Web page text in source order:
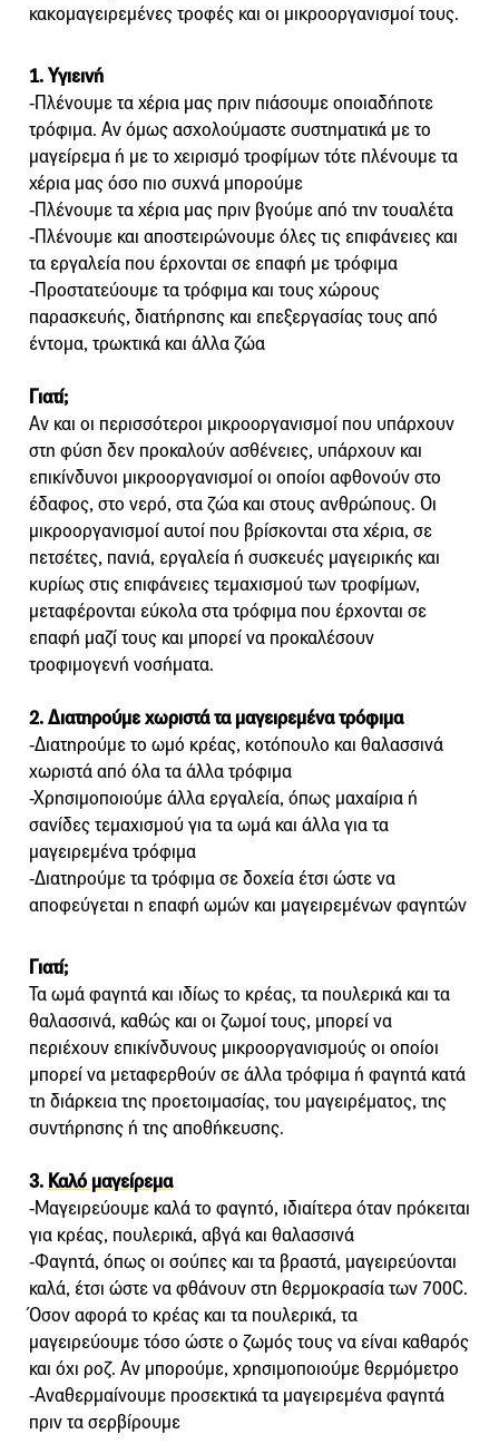
κακομαγειρεμένες τροφές και οι μικροοργανισμοί τους.
1. Υγιεινή
-Πλένουμε τα χέρια μας πριν πιάσουμε οποιαδήποτε
τρόφιμα. Αν όμως ασχολούμαστε συστηματικά με το
μαγείρεμα ή με το χειρισμό τροφίμων τότε πλένουμε τα
χέρια μας όσο πιο συχνά μπορούμε
-Πλένουμε τα χέρια μας πριν βγούμε από την τουαλέτα
-Πλένουμε και αποστειρώνουμε όλες τις επιφάνειες και
τα εργαλεία που έρχονται σε επαφή με τρόφιμα
-Προστατεύουμε τα τρόφιμα και τους χώρους
παρασκευής, διατήρησης και επεξεργασίας τους από
έντομα, τρωκτικά και άλλα ζώα
Γιατί;
Αν και οι περισσότεροι μικροοργανισμοί που υπάρχουν
στη φύση δεν προκαλούν ασθένειες, υπάρχουν και
επικίνδυνοι μικροοργανισμοί οι οποίοι αφθονούν στο
έδαφος, στο νερό, στα ζώα και στους ανθρώπους. Οι
μικροοργανισμοί αυτοί που βρίσκονται στα χέρια, σε
πετσέτες, πανιά, εργαλεία ή συσκευές μαγειρικής και
κυρίως στις επιφάνειες τεμαχισμού των τροφίμων,
μεταφέρονται εύκολα στα τρόφιμα που έρχονται σε
επαφή μαζί τους και μπορεί να προκαλέσουν
τροφιμογενή νοσήματα.
2. Διατηρούμε χωριστά τα μαγειρεμένα τρόφιμα
-Διατηρούμε το ωμό κρέας, κοτόπουλο και θαλασσινά
χωριστά από όλα τα άλλα τρόφιμα
-Χρησιμοποιούμε άλλα εργαλεία, όπως μαχαίρια ή
σανίδες τεμαχισμού για τα ωμά και άλλα για τα
μαγειρεμένα τρόφιμα
-Διατηρούμε τα τρόφιμα σε δοχεία έτσι ώστε να
αποφεύγεται η επαφή ωμών και μαγειρεμένων φαγητών
Γιατί;
Τα ωμά φαγητά και ιδίως το κρέας, τα πουλερικά και τα
θαλασσινά, καθώς και οι ζωμοί τους, μπορεί να
περιέχουν επικίνδυνους μικροοργανισμούς οι οποίοι
μπορεί να μεταφερθούν σε άλλα τρόφιμα ή φαγητά κατά
τη διάρκεια της προετοιμασίας, του μαγειρέματος, της
συντήρησης ή της αποθήκευσης.
3. Καλό μαγείρεμα
-Μαγειρεύουμε καλά το φαγητό, ιδιαίτερα όταν πρόκειται
για κρέας, πουλερικά, αβγά και θαλασσινά
-Φαγητά, όπως οι σούπες και τα βραστά, μαγειρεύονται
καλά, έτσι ώστε να φθάνουν στη θερμοκρασία των 700C.
Όσον αφορά το κρέας και τα πουλερικά, τα
μαγειρεύουμε τόσο ώστε ο ζωμός τους να είναι καθαρός
και όχι ροζ. Αν μπορούμε, χρησιμοποιούμε θερμόμετρο
-Αναθερμαίνουμε προσεκτικά τα μαγειρεμένα φαγητά
πριν τα σερβίρουμε